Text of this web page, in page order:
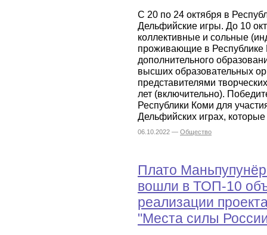
С 20 по 24 октября в
Дельфийские игры. До 10
коллективные и сольные
проживающие в Республике
дополнительного
высших образовательных
представителями
лет (включительно).
Республики Коми для
Дельфийских играх,
06.10.2022 — Общество
Плато
вошли в ТОП-10
реализации
"Места силы